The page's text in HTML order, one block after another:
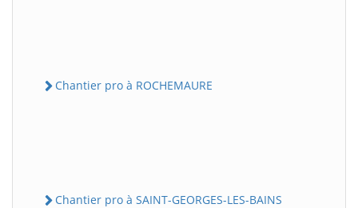
Chantier pro à ROCHEMAURE
Chantier pro à SAINT-GEORGES-LES-BAINS